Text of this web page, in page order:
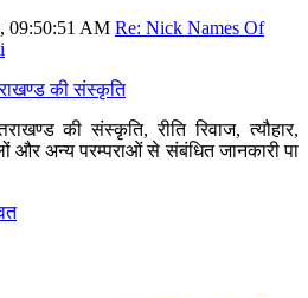
09:50:51 AM Re: Nick Names Of
की संस्कृति
की संस्कृति, रीति रिवाज, त्यौहार,
और अन्य परम्पराओं से संबंधित जानकारी पा